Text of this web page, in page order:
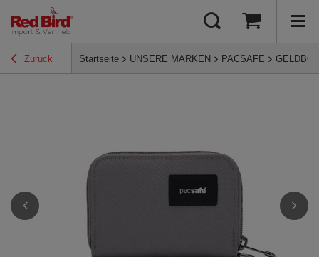
Zurück Startseite UNSERE MARKEN PACSAFE